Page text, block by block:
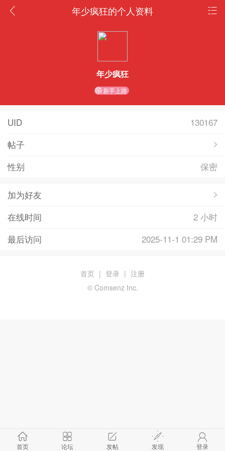
年少疯狂的个人资料
年少疯狂
新手上路
UID
130167
帖子
性别
保密
加为好友
在线时间
2 小时
最后访问
2025-11-1 01:29 PM
首页 论坛 发帖 发现 登录
首页 | 登录 | 注册
© Comsenz Inc.